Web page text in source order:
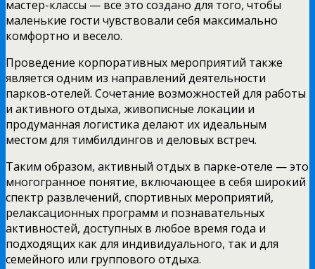
мастер-классы — все это создано для того, чтобы
маленькие гости чувствовали себя максимально
комфортно и весело.
Проведение корпоративных мероприятий также
является одним из направлений деятельности
парков-отелей. Сочетание возможностей для работы
и активного отдыха, живописные локации и
продуманная логистика делают их идеальным
местом для тимбилдингов и деловых встреч.
Таким образом, активный отдых в парке-отеле — это
многогранное понятие, включающее в себя широкий
спектр развлечений, спортивных мероприятий,
релаксационных программ и познавательных
активностей, доступных в любое время года и
подходящих как для индивидуального, так и для
семейного или группового отдыха.